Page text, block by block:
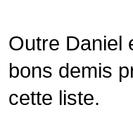
Outre Daniel
bons demis
cette liste.